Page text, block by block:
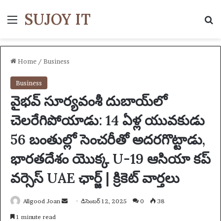
Menu
SUJOY IT
Home / Business
Business
వైభవ్ సూర్యవంశీ దుబాయ్‌లో
చెలరేగిపోయాడు: 14 ఏళ్ల యువకుడు
56 బంతుల్లో సెంచరీతో అదరగొట్టాడు,
భారతదేశం యొక్క U-19 ఆసియా కప్
వర్సెస్ UAE ఛార్జ్ | క్రికెట్ వార్తలు
Allgood Joan డిసెంబర్ 12, 2025 0 38
1 minute read